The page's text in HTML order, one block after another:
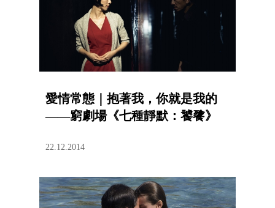
愛情常態｜抱著我，你就是我的
——窮劇場《七種靜默：饕餮》
22.12.2014